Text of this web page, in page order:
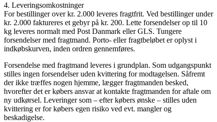
4. Leveringsomkostninger
For bestillinger over kr. 2.000 leveres fragtfrit. Ved bestillinger under
kr. 2.000 faktureres et gebyr på kr. 200. Lette forsendelser op til 10
kg leveres normalt med Post Danmark eller GLS. Tungere
forsendelser med fragtmand. Porto- eller fragtbeløbet er oplyst i
indkøbskurven, inden ordren gennemføres.
Forsendelse med fragtmand leveres i grundplan. Som udgangspunkt
stilles ingen forsendelser uden kvittering for modtagelsen. Såfremt
der ikke træffes nogen hjemme, lægger fragtmanden besked,
hvorefter det er købers ansvar at kontakte fragtmanden for aftale om
ny udkørsel. Leveringer som – efter købers ønske – stilles uden
kvittering er for købers egen risiko ved evt. mangler og
beskadigelse.